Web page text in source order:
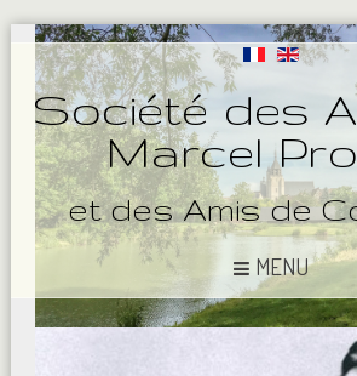
Société des
Marcel
et des Amis de
MENU